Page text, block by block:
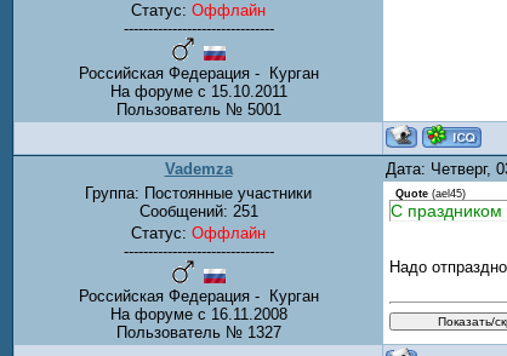
Статус: Оффлайн
-------------------------------
Российская Федерация - Курган
На форуме с 15.10.2011
Пользователь № 5001
Vademza Дата: Четверг,
Группа: Постоянные участники
Сообщений: 251
Статус: Оффлайн
-------------------------------
Российская Федерация - Курган
На форуме с 16.11.2008
Пользователь № 1327
Quote (ael45)
С
Надо